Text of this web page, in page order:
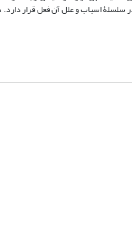
اسباب و علل آن فعل قرار دارد.